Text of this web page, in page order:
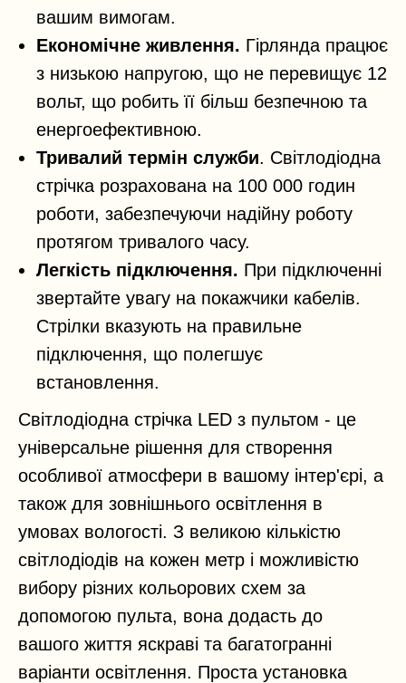
вашим вимогам.
Економічне живлення. Гірлянда працює
з низькою напругою, що не перевищує 12
вольт, що робить її більш безпечною та
енергоефективною.
Тривалий термін служби. Світлодіодна
стрічка розрахована на 100 000 годин
роботи, забезпечуючи надійну роботу
протягом тривалого часу.
Легкість підключення. При підключенні
звертайте увагу на покажчики кабелів.
Стрілки вказують на правильне
підключення, що полегшує
встановлення.
Світлодіодна стрічка LED з пультом - це
універсальне рішення для створення
особливої атмосфери в вашому інтер'єрі, а
також для зовнішнього освітлення в
умовах вологості. З великою кількістю
світлодіодів на кожен метр і можливістю
вибору різних кольорових схем за
допомогою пульта, вона додасть до
вашого життя яскраві та багатогранні
варіанти освітлення. Проста установка